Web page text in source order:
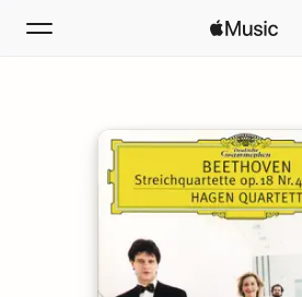
新着おすすめ
Apple Musicをインスト